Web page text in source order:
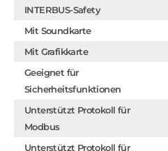
INTERBUS-Safety
Mit Soundkarte
Mit Grafikkarte
Geeignet für
Sicherheitsfunktionen
Unterstützt Protokoll für
Modbus
Unterstützt Protokoll für